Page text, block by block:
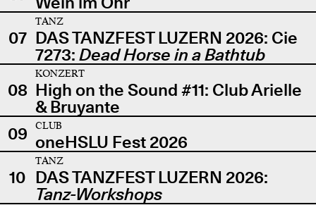
07
TANZ
DAS TANZFEST LUZERN 2026: Cie
7273: Dead Horse in a Bathtub
08
KONZERT
High on the Sound #11: Club Arielle
& Bruyante
09
CLUB
oneHSLU Fest 2026
10
TANZ
DAS TANZFEST LUZERN 2026:
Tanz-Workshops